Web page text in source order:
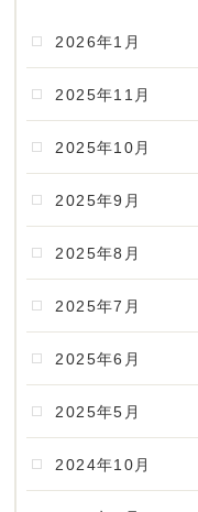
2026年1月
2025年11月
2025年10月
2025年9月
2025年8月
2025年7月
2025年6月
2025年5月
2024年10月